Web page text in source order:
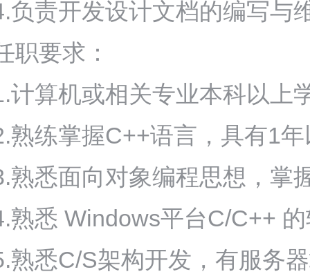
负责开发设计文档的编写与
职要求：
计算机或相关专业本科以上
熟练掌握C++语言，具有1
熟悉面向对象编程思想，掌
熟悉 Windows平台C/C++
熟悉C/S架构开发，有服务